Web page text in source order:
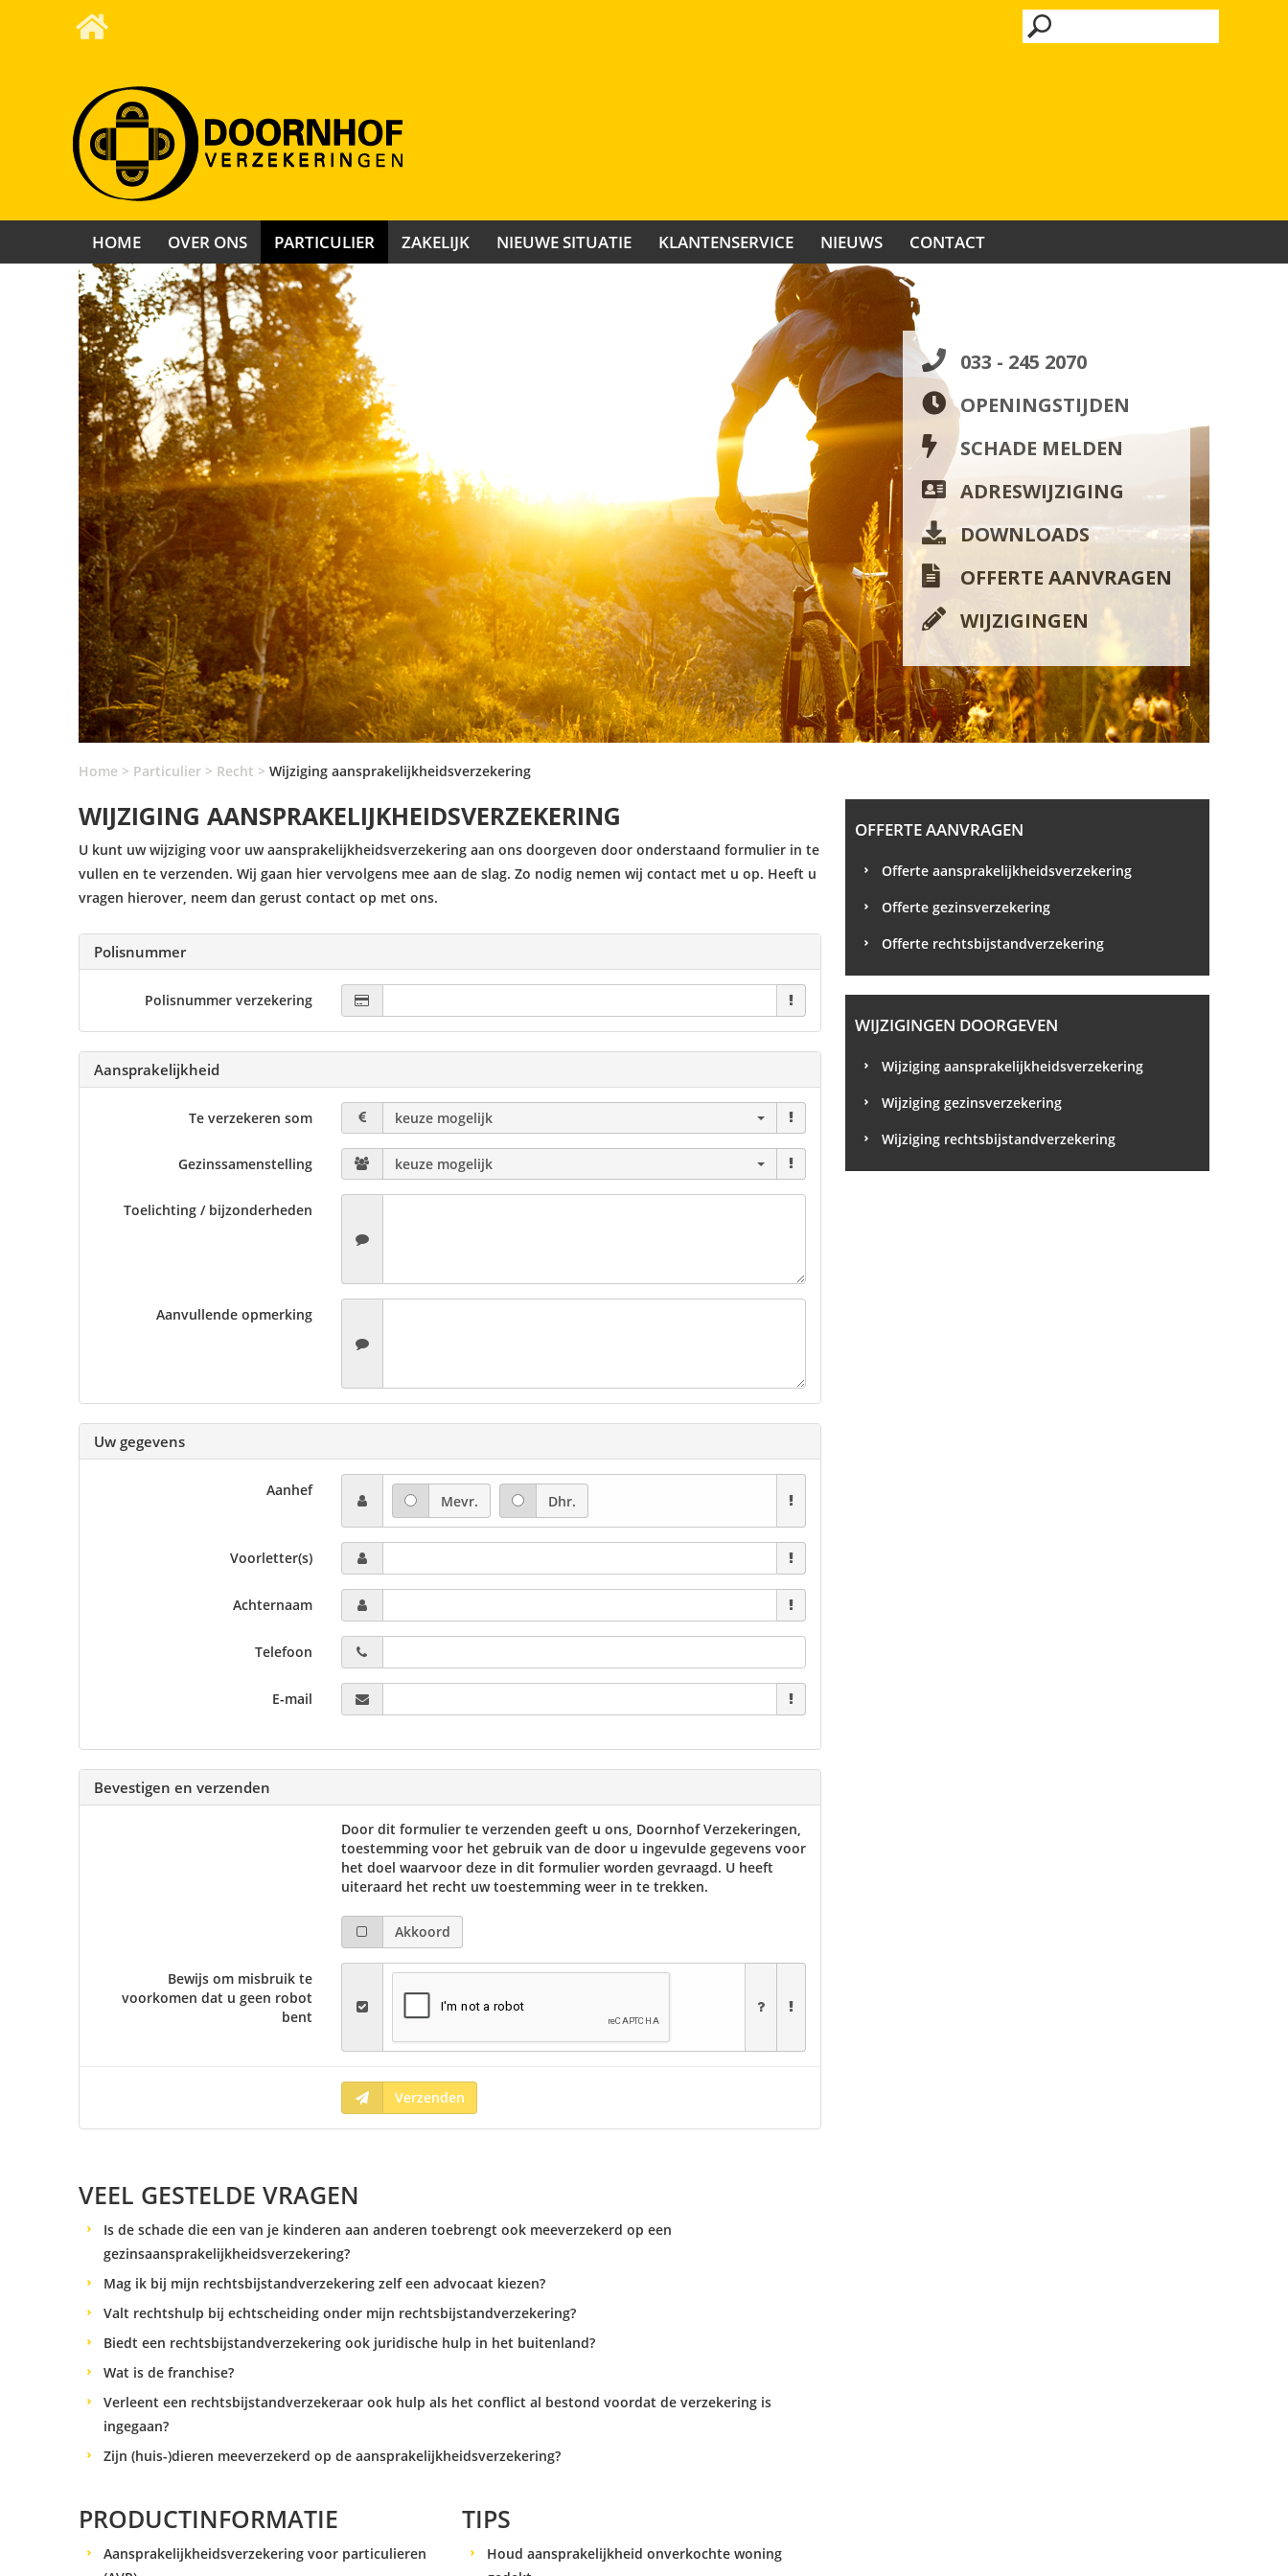
033 - 245 2070
OPENINGSTIJDEN
SCHADE MELDEN
ADRESWIJZIGING
DOWNLOADS
OFFERTE AANVRAGEN
WIJZIGINGEN
Home > Particulier > Recht > Wijziging aansprakelijkheidsverzekering
WIJZIGING AANSPRAKELIJKHEIDSVERZEKERING
VEEL GESTELDE VRAGEN
Is de schade die een van je kinderen aan anderen toebrengt ook meeverzekerd op een
gezinsaansprakelijkheidsverzekering?
Mag ik bij mijn rechtsbijstandverzekering zelf een advocaat kiezen?
Valt rechtshulp bij echtscheiding onder mijn rechtsbijstandverzekering?
Biedt een rechtsbijstandverzekering ook juridische hulp in het buitenland?
Wat is de franchise?
Verleent een rechtsbijstandverzekeraar ook hulp als het conflict al bestond voordat de verzekering is
ingegaan?
Zijn (huis-)dieren meeverzekerd op de aansprakelijkheidsverzekering?
PRODUCTINFORMATIE
Aansprakelijkheidsverzekering voor particulieren
TIPS
Houd aansprakelijkheid onverkochte woning
OFFERTE AANVRAGEN
Offerte aansprakelijkheidsverzekering
Offerte gezinsverzekering
Offerte rechtsbijstandverzekering
WIJZIGINGEN DOORGEVEN
Wijziging aansprakelijkheidsverzekering
Wijziging gezinsverzekering
Wijziging rechtsbijstandverzekering
HOME OVER ONS PARTICULIER ZAKELIJK NIEUWE SITUATIE KLANTENSERVICE NIEUWS CONTACT